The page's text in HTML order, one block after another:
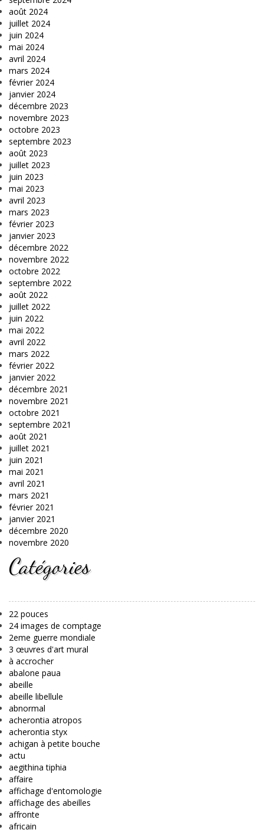
août 2024
juillet 2024
juin 2024
mai 2024
avril 2024
mars 2024
février 2024
janvier 2024
décembre 2023
novembre 2023
octobre 2023
septembre 2023
août 2023
juillet 2023
juin 2023
mai 2023
avril 2023
mars 2023
février 2023
janvier 2023
décembre 2022
novembre 2022
octobre 2022
septembre 2022
août 2022
juillet 2022
juin 2022
mai 2022
avril 2022
mars 2022
février 2022
janvier 2022
décembre 2021
novembre 2021
octobre 2021
septembre 2021
août 2021
juillet 2021
juin 2021
mai 2021
avril 2021
mars 2021
février 2021
janvier 2021
décembre 2020
novembre 2020
Catégories
22 pouces
24 images de comptage
2eme guerre mondiale
3 œuvres d'art mural
à accrocher
abalone paua
abeille
abeille libellule
abnormal
acherontia atropos
acherontia styx
achigan à petite bouche
actu
aegithina tiphia
affaire
affichage d'entomologie
affichage des abeilles
affronte
africain